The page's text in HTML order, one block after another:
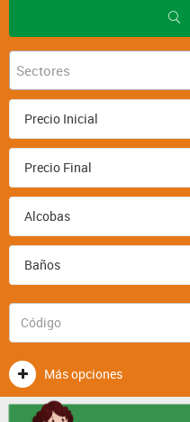
Sectores
Más opciones